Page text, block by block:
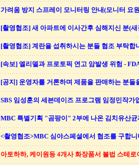
가려움 방지 스프레이 모니터링 안내(모니터 요
[촬영협조] 새 아파트에 이사간후 심해지신 분(
[촬영협조] 계란을 섭취하시는 분들 협조 부탁합
[속보] 엘리델과 프로토픽 연고 암발생 위험 -
[공지] 운영자를 거론하며 제품을 판매하는 분들
SBS 임성훈의 세븐데이즈 프로그램 임정민작가
MBC 특별기획 "곰팡이" 2부에 나온 김치유산균
<촬영협조>MBC 심야스페셜에서 협조를 구합니
아토하하, 케이원등 4개사 화장품서 불법 스테로